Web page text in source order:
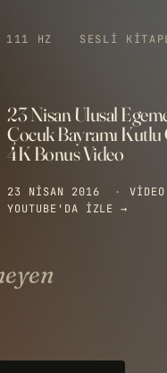
111 HZ SESLI
23 Nisan Ulusal
Çocuk Bayramı Kutlu
4K Bonus Video
23 NISAN 2016 · VIDEO
YOUTUBE'DA IZLE →